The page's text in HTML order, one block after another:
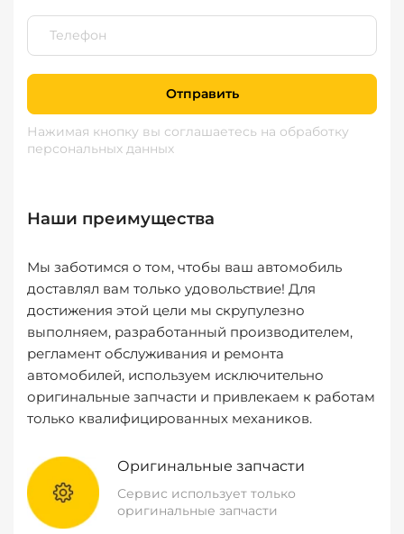
Отправить
Нажимая кнопку вы соглашаетесь на обработку
персональных данных
Наши преимущества
Мы заботимся о том, чтобы ваш автомобиль
доставлял вам только удовольствие! Для
достижения этой цели мы скрупулезно
выполняем, разработанный производителем,
регламент обслуживания и ремонта
автомобилей, используем исключительно
оригинальные запчасти и привлекаем к работам
только квалифицированных механиков.
Оригинальные запчасти
Сервис использует только
оригинальные запчасти